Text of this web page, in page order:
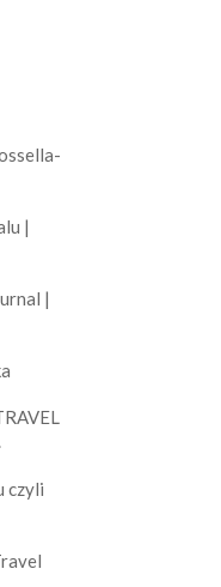
|
|
czyli